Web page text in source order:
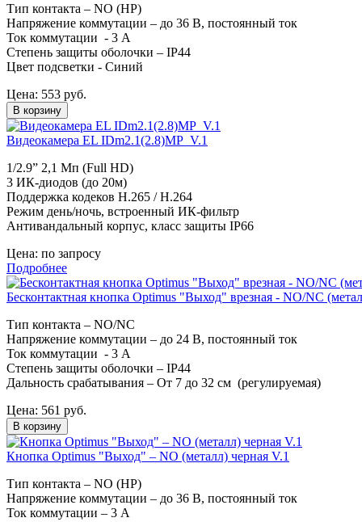
Тип контакта – NO (НР)
Напряжение коммутации – до 36 В, постоянный ток
Ток коммутации - 3 А
Степень защиты оболочки – IP44
Цвет подсветки - Синий
Цена: 553 руб.
В корзину
Видеокамера EL IDm2.1(2.8)MP_V.1
1/2.9” 2,1 Мп (Full HD)
3 ИК-диодов (до 20м)
Поддержка кодеков H.265 / H.264
Режим день/ночь, встроенный ИК-фильтр
Антивандальный корпус, класс защиты IР66
Цена: по запросу
Подробнее
Бесконтактная кнопка Optimus "Выход" врезная - NO/NC
Тип контакта – NO/NC
Напряжение коммутации – до 24 В, постоянный ток
Ток коммутации - 3 А
Степень защиты оболочки – IP44
Дальность срабатывания – От 7 до 32 см (регулируемая)
Цена: 561 руб.
В корзину
Кнопка Optimus "Выход" – NO (металл) черная V.1
Тип контакта – NO (НР)
Напряжение коммутации – до 36 В, постоянный ток
Ток коммутации – 3 А